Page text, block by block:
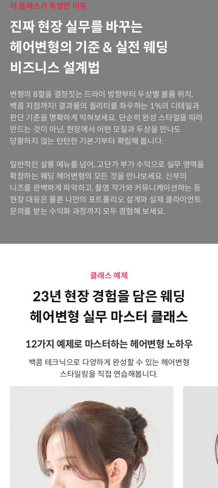
이 클래스가 특별한 이유
진짜 현장 실무를 바꾸는
헤어변형의 기준 & 실전 웨딩
비즈니스 설계법
변형의 8할을 결정짓는 드라이 방향부터 두상별 볼륨 위치,
백콤 지점까지! 결과물의 퀄리티를 좌우하는 1%의 디테일과
판단 기준을 명확하게 익혀보세요. 단순히 완성 스타일을 따라
만드는 것이 아닌, 현장에서 어떤 모질과 두상을 만나도
당황하지 않는 탄탄한 기본기부터 확립해 봅니다.
일반적인 살롱 메뉴를 넘어, 고단가 부가 수익으로 실무 영역을
확장하는 웨딩 헤어변형의 모든 것을 만나보세요. 신부의
니즈를 완벽하게 파악하고, 촬영 작가와 커뮤니케이션하는 등
현장 대응은 물론 나만의 포트폴리오 설계와 실제 클라이언트
문의를 받는 수익화 과정까지 모두 경험해 보세요.
클래스 예제
23년 현장 경험을 담은 웨딩
헤어변형 실무 마스터 클래스
12가지 예제로 마스터하는 헤어변형 노하우
백콤 테크닉으로 다양하게 완성할 수 있는 헤어변형
스타일링을 직접 연습해봅니다.